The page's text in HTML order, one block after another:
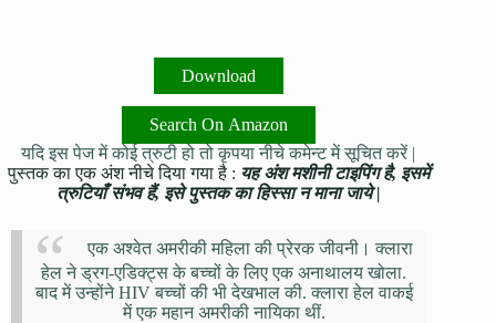
Download
Search On Amazon
यदि इस पेज में कोई त्रुटी हो तो कृपया नीचे कमेन्ट में सूचित करें |
पुस्तक का एक अंश नीचे दिया गया है : यह अंश मशीनी टाइपिंग है, इसमें
त्रुटियाँ संभव हैं, इसे पुस्तक का हिस्सा न माना जाये |
एक अश्वेत अमरीकी महिला की प्रेरक जीवनी। क्लारा
हेल ने ड्रग-एडिक्ट्स के बच्चों के लिए एक अनाथालय खोला.
बाद में उन्होंने HIV बच्चों की भी देखभाल की. क्लारा हेल वाकई
में एक महान अमरीकी नायिका थीं.